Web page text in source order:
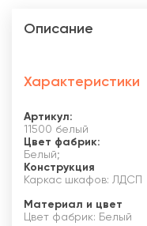
Описание
Характеристики
Артикул:
11500 белый
Цвет фабрик:
Белый;
Конструкция
Каркас шкафов: ЛДСП
Материал и цвет
Цвет фабрик: Белый